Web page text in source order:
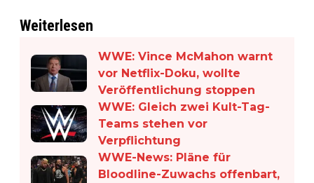
Weiterlesen
WWE: Vince McMahon warnt
vor Netflix-Doku, wollte
Veröffentlichung stoppen
WWE: Gleich zwei Kult-Tag-
Teams stehen vor
Verpflichtung
WWE-News: Pläne für
Bloodline-Zuwachs offenbart,